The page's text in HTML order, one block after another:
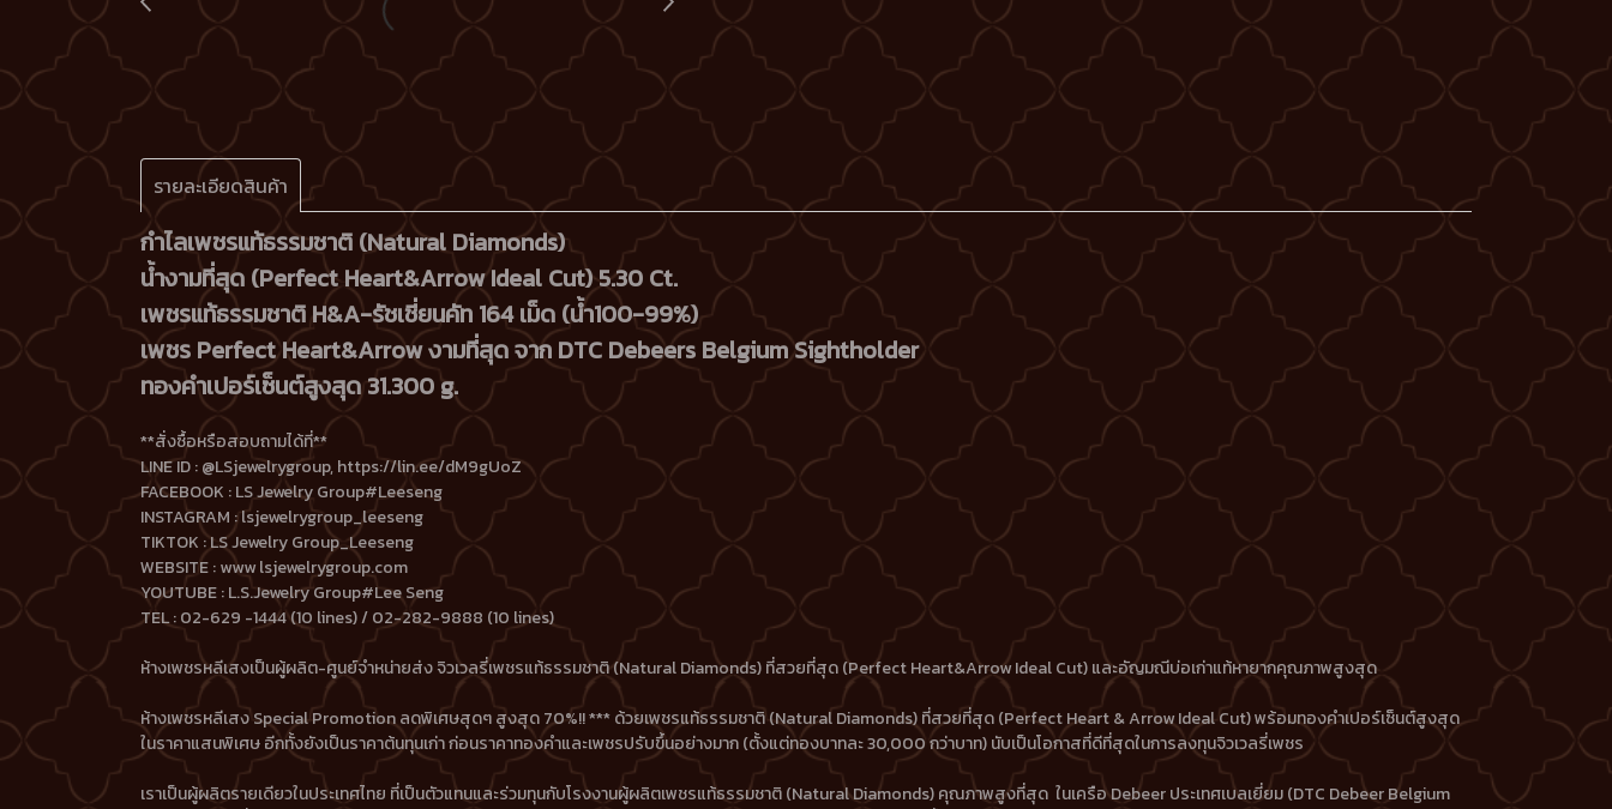
รายละเอียดสินค้า
กำไลเพชรแท้ธรรมชาติ (Natural Diamonds)
น้ำงามที่สุด (Perfect Heart&Arrow Ideal Cut) 5.30 Ct.
เพชรแท้ธรรมชาติ H&A-รัชเชี่ยนคัท 164 เม็ด (น้ำ100-99%)
เพชร Perfect Heart&Arrow งามที่สุด จาก DTC Debeers Belgium Sightholder
ทองคำเปอร์เซ็นต์สูงสุด 31.300 g.
**สั่งซื้อหรือสอบถามได้ที่**
LINE ID : @LSjewelrygroup, https://lin.ee/dM9gUoZ
FACEBOOK : LS Jewelry Group#Leeseng
INSTAGRAM : lsjewelrygroup_leeseng
TIKTOK : LS Jewelry Group_Leeseng
WEBSITE : www lsjewelrygroup.com
YOUTUBE : L.S.Jewelry Group#Lee Seng
TEL : 02-629 -1444 (10 lines) / 02-282-9888 (10 lines)
ห้างเพชรหลีเสงเป็นผู้ผลิต-ศูนย์จำหน่ายส่ง จิวเวลรี่เพชรแท้ธรรมชาติ (Natural Diamonds) ที่สวยที่สุด (Perfect Heart&Arrow Ideal Cut) และอัญมณีบ่อเก่าแท้หายากคุณภาพสูงสุด
ห้างเพชรหลีเสง Special Promotion ลดพิเศษสุดๆ สูงสุด 70%!! *** ด้วยเพชรแท้ธรรมชาติ (Natural Diamonds) ที่สวยที่สุด (Perfect Heart & Arrow Ideal Cut) พร้อมทองคำเปอร์เซ็นต์สูงสุด
ในราคาแสนพิเศษ อีกทั้งยังเป็นราคาต้นทุนเก่า ก่อนราคาทองคำและเพชรปรับขึ้นอย่างมาก (ตั้งแต่ทองบาทละ 30,000 กว่าบาท) นับเป็นโอกาสที่ดีที่สุดในการลงทุนจิวเวลรี่เพชร
เราเป็นผู้ผลิตรายเดียวในประเทศไทย ที่เป็นตัวแทนและร่วมทุนกับโรงงานผู้ผลิตเพชรแท้ธรรมชาติ (Natural Diamonds) คุณภาพสูงที่สุด ในเครือ Debeer ประเทศเบลเยี่ยม (DTC Debeer Belgium